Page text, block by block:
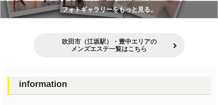
フォトギャラリーをもっと見る。
吹田市（江坂駅）・豊中エリアの
メンズエステ一覧はこちら
information